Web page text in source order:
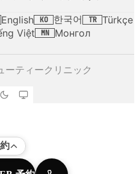
English KO 한국어 TR Türkçe
Việt MN Монгол
ーティークリニック